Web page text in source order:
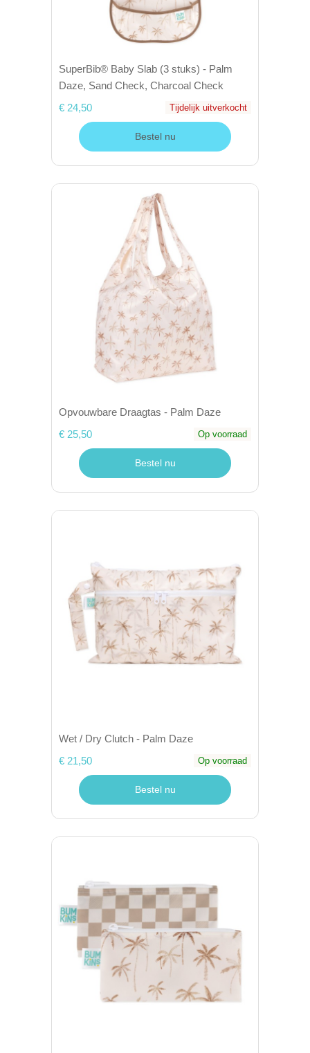
SuperBib® Baby Slab (3 stuks) - Palm
Daze, Sand Check, Charcoal Check
€ 24,50
Tijdelijk uitverkocht
Bestel nu
Opvouwbare Draagtas - Palm Daze
€ 25,50
Op voorraad
Bestel nu
Wet / Dry Clutch - Palm Daze
€ 21,50
Op voorraad
Bestel nu